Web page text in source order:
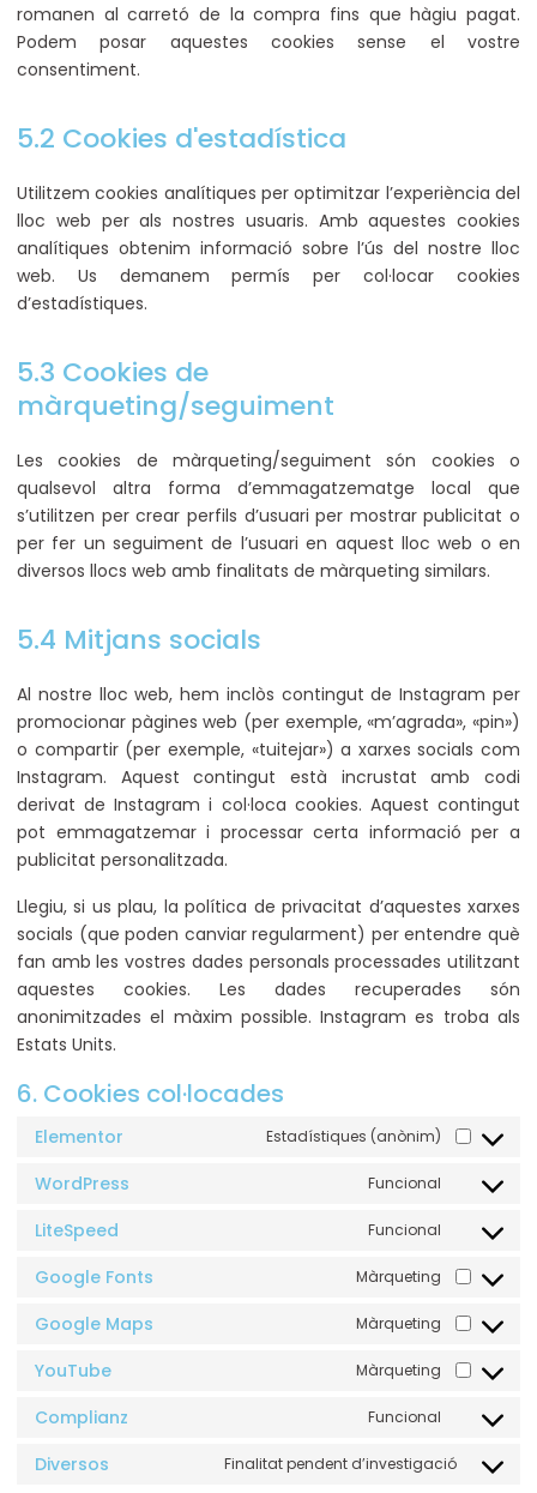
romanen al carretó de la compra fins que hàgiu pagat.
Podem posar aquestes cookies sense el vostre
consentiment.
5.2 Cookies d'estadística
Utilitzem cookies analítiques per optimitzar l’experiència del
lloc web per als nostres usuaris. Amb aquestes cookies
analítiques obtenim informació sobre l’ús del nostre lloc
web. Us demanem permís per col·locar cookies
d’estadístiques.
5.3 Cookies de
màrqueting/seguiment
Les cookies de màrqueting/seguiment són cookies o
qualsevol altra forma d’emmagatzematge local que
s’utilitzen per crear perfils d’usuari per mostrar publicitat o
per fer un seguiment de l’usuari en aquest lloc web o en
diversos llocs web amb finalitats de màrqueting similars.
5.4 Mitjans socials
Al nostre lloc web, hem inclòs contingut de Instagram per
promocionar pàgines web (per exemple, «m’agrada», «pin»)
o compartir (per exemple, «tuitejar») a xarxes socials com
Instagram. Aquest contingut està incrustat amb codi
derivat de Instagram i col·loca cookies. Aquest contingut
pot emmagatzemar i processar certa informació per a
publicitat personalitzada.
Llegiu, si us plau, la política de privacitat d’aquestes xarxes
socials (que poden canviar regularment) per entendre què
fan amb les vostres dades personals processades utilitzant
aquestes cookies. Les dades recuperades són
anonimitzades el màxim possible. Instagram es troba als
Estats Units.
6. Cookies col·locades
Elementor Estadístiques (anònim)
WordPress Funcional
LiteSpeed Funcional
Google Fonts Màrqueting
Google Maps Màrqueting
YouTube Màrqueting
Complianz Funcional
Diversos Finalitat pendent d’investigació